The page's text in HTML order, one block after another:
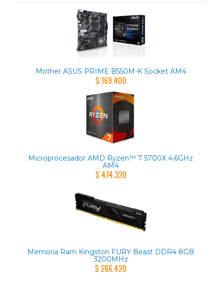
Mother ASUS PRIME B550M-K Socket AM4
$ 169.400
Microprocesador AMD Ryzen™ 7 5700X 4.6GHz
AM4
$ 474.320
Memoria Ram Kingston FURY Beast DDR4 8GB
3200MHz
$ 266.420